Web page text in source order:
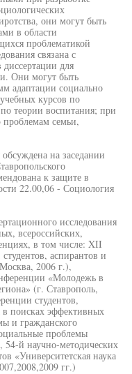
они могут быть
в области
проблематикой
связана с
для
Они могут быть
адаптации социально
курсов по
теории воспитания; при
проблемам семьи,
на заседании
к защите в
22.00,06 - Социология
исследования
всероссийских,
в том числе: XII
аспирантов и
2006 г.),
«Молодежь в
(г. Ставрополь,
студентов,
поисках эффективных
и гражданского
проблемы
й научно-методических
«Университетская наука
гг.)